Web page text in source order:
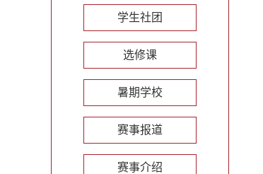
学生社团
选修课
暑期学校
赛事报道
赛事介绍